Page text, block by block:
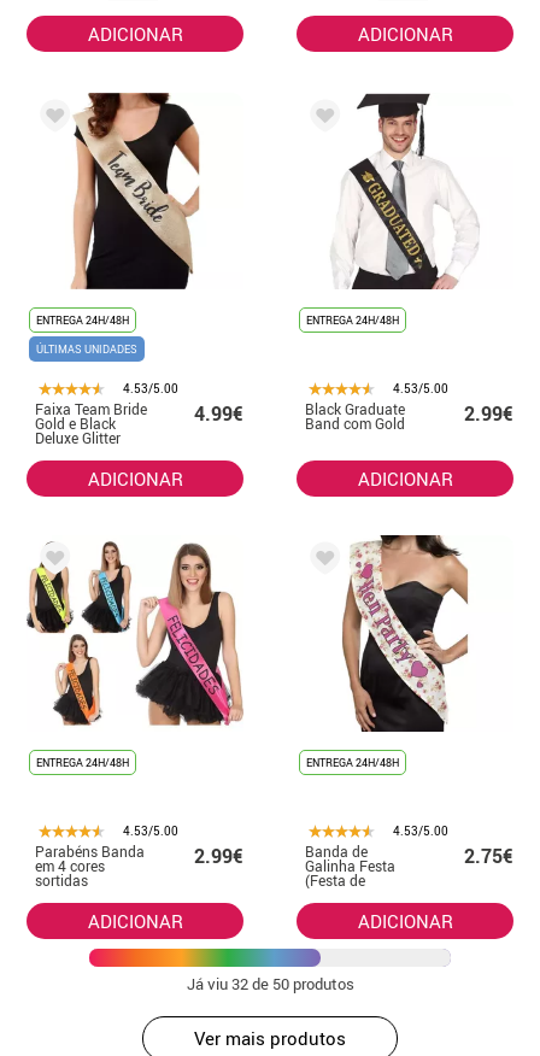
ADICIONAR ADICIONAR
ENTREGA 24H/48H
ÚLTIMAS UNIDADES
4.53/5.00
Faixa Team Bride
Gold e Black
Deluxe Glitter
4.99€
ADICIONAR
ENTREGA 24H/48H
4.53/5.00
Black Graduate
Band com Gold 2.99€
ADICIONAR
ENTREGA 24H/48H
4.53/5.00
Parabéns Banda
em 4 cores
sortidas
2.99€
ADICIONAR
ENTREGA 24H/48H
4.53/5.00
Banda de
Galinha Festa
(Festa de
Despedida)
2.75€
ADICIONAR
Já viu32de 50 produtos
Ver mais produtos